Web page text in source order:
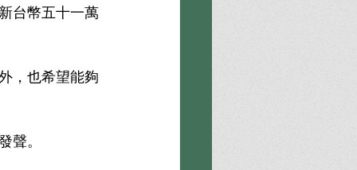
台幣五十一萬
，也希望能夠
聲。